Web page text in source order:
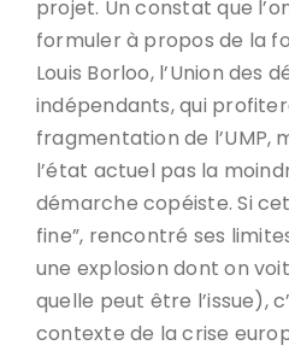
projet. Un constat que
formuler à propos de la
Louis Borloo, l’Union des
indépendants, qui
fragmentation de l’UMP,
l’état actuel pas la
démarche copéiste. Si
fine”, rencontré ses
une explosion dont on
quelle peut être l’issue),
contexte de la crise